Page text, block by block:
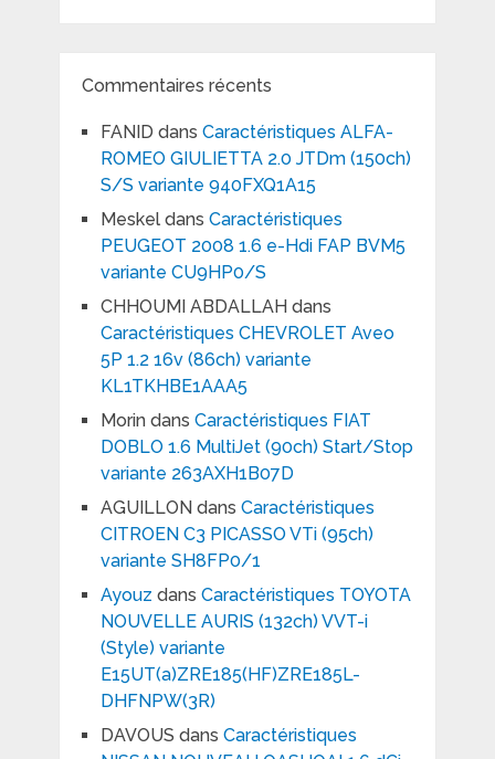
Commentaires récents
FANID dans Caractéristiques ALFA-
ROMEO GIULIETTA 2.0 JTDm (150ch)
S/S variante 940FXQ1A15
Meskeldans Caractéristiques
PEUGEOT 2008 1.6 e-Hdi FAP BVM5
variante CU9HP0/S
CHHOUMI ABDALLAH dans
Caractéristiques CHEVROLET Aveo
5P 1.2 16v (86ch) variante
KL1TKHBE1AAA5
Morindans Caractéristiques FIAT
DOBLO 1.6 MultiJet (90ch) Start/Stop
variante 263AXH1B07D
AGUILLON dans Caractéristiques
CITROEN C3 PICASSO VTi (95ch)
variante SH8FP0/1
Ayouz dans Caractéristiques TOYOTA
NOUVELLE AURIS (132ch) VVT-i
(Style) variante
E15UT(a)ZRE185(HF)ZRE185L-
DHFNPW(3R)
DAVOUS dans Caractéristiques